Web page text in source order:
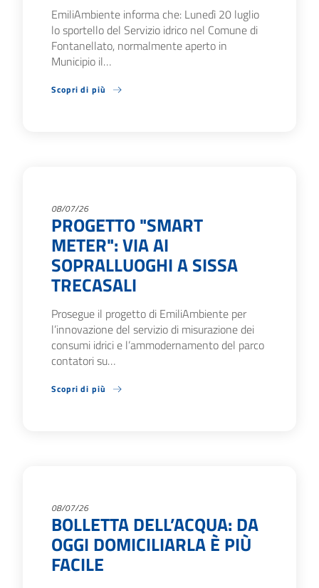
EmiliAmbiente informa che: Lunedì 20 luglio
lo sportello del Servizio idrico nel Comune di
Fontanellato, normalmente aperto in
Municipio il…
Scopri di più
08/07/26
PROGETTO "SMART
METER": VIA AI
SOPRALLUOGHI A SISSA
TRECASALI
Prosegue il progetto di EmiliAmbiente per
l’innovazione del servizio di misurazione dei
consumi idrici e l’ammodernamento del parco
contatori su…
Scopri di più
08/07/26
BOLLETTA DELL’ACQUA: DA
OGGI DOMICILIARLA È PIÙ
FACILE